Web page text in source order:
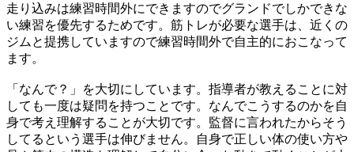
走り込みは練習時間外にできますのでグランドでしかできな
い練習を優先するためです。筋トレが必要な選手は、近くの
ジムと提携していますので練習時間外で自主的におこなって
ます。
「なんで？」を大切にしています。指導者が教えることに対
しても一度は疑問を持つことです。なんでこうするのかを自
身で考え理解することが大切です。監督に言われたからそう
してるという選手は伸びません。自身で正しい体の使い方や